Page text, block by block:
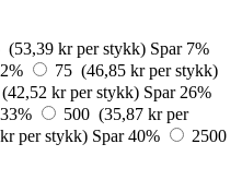
(53,39 kr per stykk) Spar 7%
75 (46,85 kr per stykk)
kr per stykk) Spar 26%
500 (35,87 kr per
per stykk) Spar 40%
2500